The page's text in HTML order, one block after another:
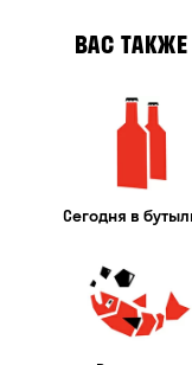
ВАС
Сегодня в